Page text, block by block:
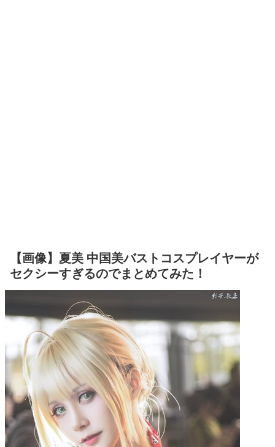
【画像】夏美 中国美バストコスプレイヤーが
セクシーすぎるのでまとめてみた！